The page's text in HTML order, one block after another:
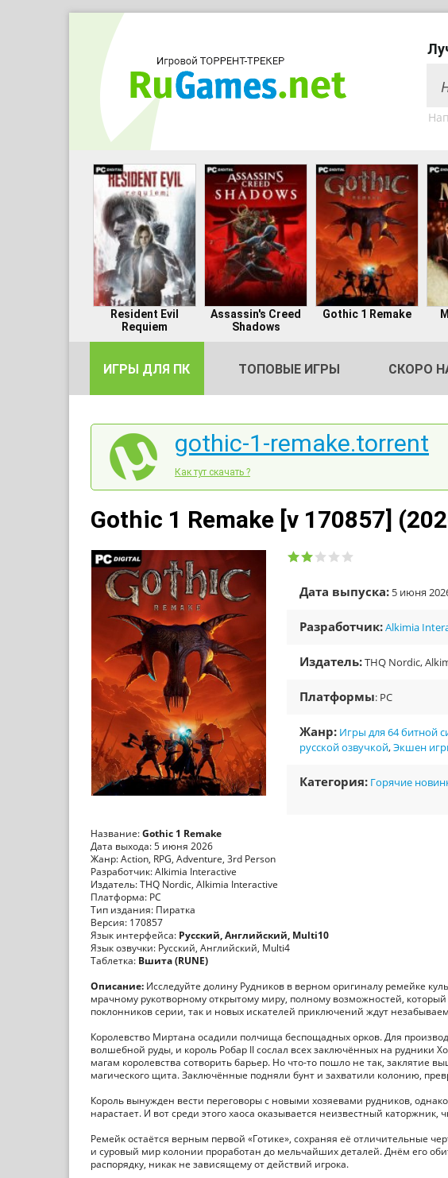
Resident Evil
Requiem
Assassin's Creed
Shadows
Gothic 1 Remake
ИГРЫ ДЛЯ ПК ТОПОВЫЕ ИГРЫ СКОРО
gothic-1-remake.torrent
Как тут скачать ?
Gothic 1 Remake [v 170857]
Дата выпуска: 5 июня
Разработчик:Alkimia
Издатель:THQ Nordic,
Платформы: PC
Жанр: Игры для 64 битной
русской озвучкой,Экшен
Категория: Горячие
Название:Gothic 1 Remake
Дата выхода: 5 июня 2026
Жанр: Action, RPG, Adventure, 3rd Person
Разработчик: Alkimia Interactive
Издатель: THQ Nordic, Alkimia Interactive
Платформа: PC
Тип издания: Пиратка
Версия: 170857
Язык интерфейса: Русский, Английский, Multi10
Язык озвучки: Русский, Английский, Multi4
Таблетка: Вшита (RUNE)
Описание: Исследуйте долину Рудников в верном оригиналу ремейке
мрачному рукотворному открытому миру, полному возможностей,
поклонников серии, так и новых искателей приключений ждут
Королевство Миртана осадили полчища беспощадных орков. Для
волшебной руды, и король Робар II сослал всех заключённых на рудники
магам королевства сотворить барьер. Но что-то пошло не так, заклятие
магического щита. Заключённые подняли бунт и захватили колонию,
Король вынужден вести переговоры с новыми хозяевами рудников,
нарастает. И вот среди этого хаоса оказывается неизвестный
Ремейк остаётся верным первой «Готике», сохраняя её отличительные
и суровый мир колонии проработан до мельчайших деталей. Днём его
распорядку, никак не зависящему от действий игрока.